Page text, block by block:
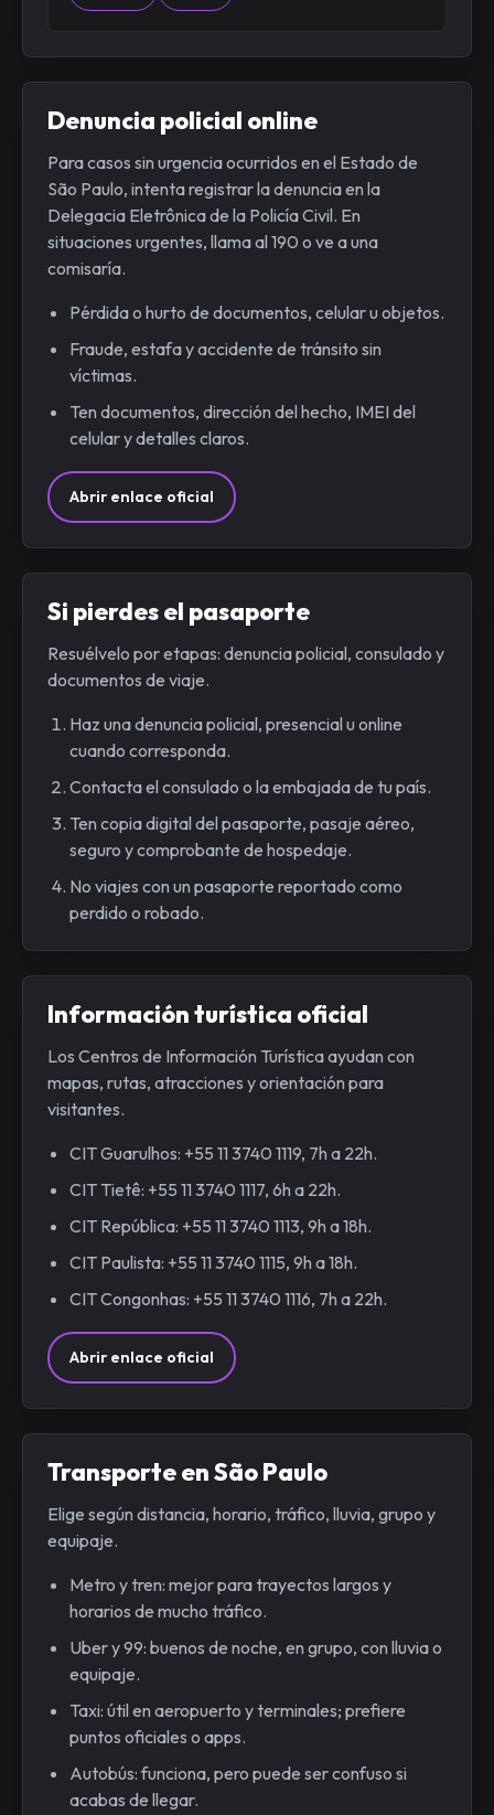
Denuncia policial online
Para casos sin urgencia ocurridos en el Estado de
São Paulo, intenta registrar la denuncia en la
Delegacia Eletrônica de la Policía Civil. En
situaciones urgentes, llama al 190 o ve a una
comisaría.
Pérdida o hurto de documentos, celular u objetos.
Fraude, estafa y accidente de tránsito sin
víctimas.
Ten documentos, dirección del hecho, IMEI del
celular y detalles claros.
Abrir enlace oficial
Si pierdes el pasaporte
Resuélvelo por etapas: denuncia policial, consulado y
documentos de viaje.
Haz una denuncia policial, presencial u online
cuando corresponda.
Contacta el consulado o la embajada de tu país.
Ten copia digital del pasaporte, pasaje aéreo,
seguro y comprobante de hospedaje.
No viajes con un pasaporte reportado como
perdido o robado.
Información turística oficial
Los Centros de Información Turística ayudan con
mapas, rutas, atracciones y orientación para
visitantes.
CIT Guarulhos: +55 11 3740 1119, 7h a 22h.
CIT Tietê: +55 11 3740 1117, 6h a 22h.
CIT República: +55 11 3740 1113, 9h a 18h.
CIT Paulista: +55 11 3740 1115, 9h a 18h.
CIT Congonhas: +55 11 3740 1116, 7h a 22h.
Abrir enlace oficial
Transporte en São Paulo
Elige según distancia, horario, tráfico, lluvia, grupo y
equipaje.
Metro y tren: mejor para trayectos largos y
horarios de mucho tráfico.
Uber y 99: buenos de noche, en grupo, con lluvia o
equipaje.
Taxi: útil en aeropuerto y terminales; prefiere
puntos oficiales o apps.
Autobús: funciona, pero puede ser confuso si
acabas de llegar.